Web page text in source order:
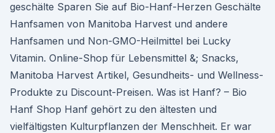
geschälte Sparen Sie auf Bio-Hanf-Herzen Geschälte
Hanfsamen von Manitoba Harvest und andere
Hanfsamen und Non-GMO-Heilmittel bei Lucky
Vitamin. Online-Shop für Lebensmittel &; Snacks,
Manitoba Harvest Artikel, Gesundheits- und Wellness-
Produkte zu Discount-Preisen. Was ist Hanf? – Bio
Hanf Shop Hanf gehört zu den ältesten und
vielfältigsten Kulturpflanzen der Menschheit. Er war